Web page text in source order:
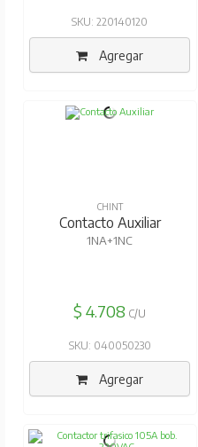
SKU: 220140120
Agregar
CHINT
Contacto Auxiliar
1NA+1NC
$ 4.708 C/U
SKU: 040050230
Agregar